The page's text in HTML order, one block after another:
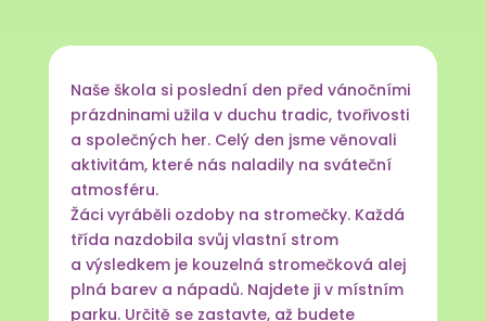
Naše škola si poslední den před vánočními
prázdninami užila v duchu tradic, tvořivosti
a společných her. Celý den jsme věnovali
aktivitám, které nás naladily na sváteční
atmosféru.
Žáci vyráběli ozdoby na stromečky. Každá
třída nazdobila svůj vlastní strom
a výsledkem je kouzelná stromečková alej
plná barev a nápadů. Najdete ji v místním
parku. Určitě se zastavte, až budete